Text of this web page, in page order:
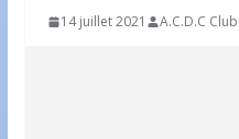
14 juillet 2021 A.C.D.C Club